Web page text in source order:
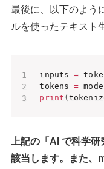
最後に、以下のよう
ルを使ったテキスト
inputs =
tokens =
print (
上記の「AI で科学
該当します。また、